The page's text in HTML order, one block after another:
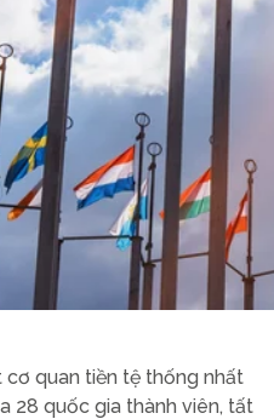
cơ quan tiền tệ thống nhất
28 quốc gia thành viên, tất